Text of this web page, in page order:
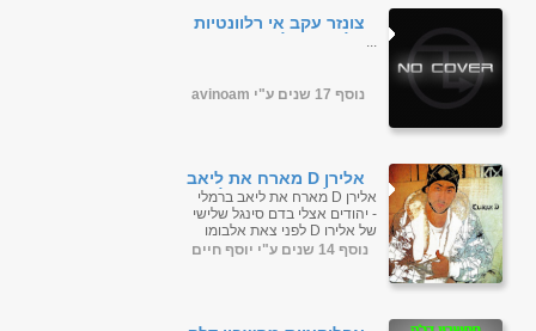
צונזר עקב אי רלוונטיות
הלינק+העלאת יוצר
נוסף 17 שנים ע"י avinoam
אלירן D מארח את ליאב
ברמלי - יהודים אצלי בדם
אלירן D מארח את ליאב ברמלי
- יהודים אצלי בדם סינגל שלישי
של אלירן D לפני צאת אלבומו
השני בקרוב. אחים שלי זה ראפ
נוסף 14 שנים ע"י יוסף חיים